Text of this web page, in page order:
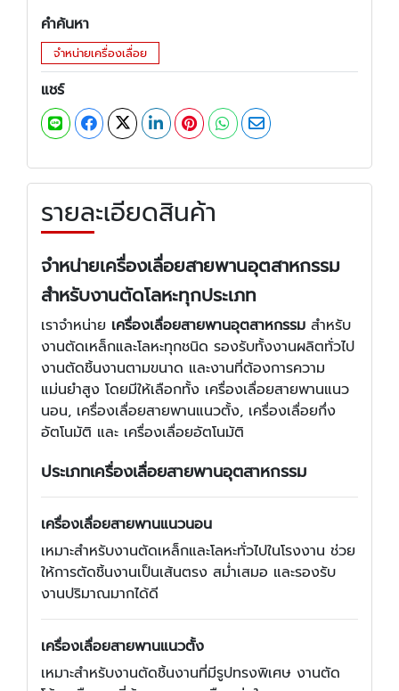
คำค้นหา
จำหน่ายเครื่องเลื่อย
แชร์
รายละเอียดสินค้า
จำหน่ายเครื่องเลื่อยสายพานอุตสาหกรรม
สำหรับงานตัดโลหะทุกประเภท
เราจำหน่าย เครื่องเลื่อยสายพานอุตสาหกรรม สำหรับ
งานตัดเหล็กและโลหะทุกชนิด รองรับทั้งงานผลิตทั่วไป
งานตัดชิ้นงานตามขนาด และงานที่ต้องการความ
แม่นยำสูง โดยมีให้เลือกทั้ง เครื่องเลื่อยสายพานแนว
นอน, เครื่องเลื่อยสายพานแนวตั้ง, เครื่องเลื่อยกึ่ง
อัตโนมัติ และ เครื่องเลื่อยอัตโนมัติ
ประเภทเครื่องเลื่อยสายพานอุตสาหกรรม
เครื่องเลื่อยสายพานแนวนอน
เหมาะสำหรับงานตัดเหล็กและโลหะทั่วไปในโรงงาน ช่วย
ให้การตัดชิ้นงานเป็นเส้นตรง สม่ำเสมอ และรองรับ
งานปริมาณมากได้ดี
เครื่องเลื่อยสายพานแนวตั้ง
เหมาะสำหรับงานตัดชิ้นงานที่มีรูปทรงพิเศษ งานตัด